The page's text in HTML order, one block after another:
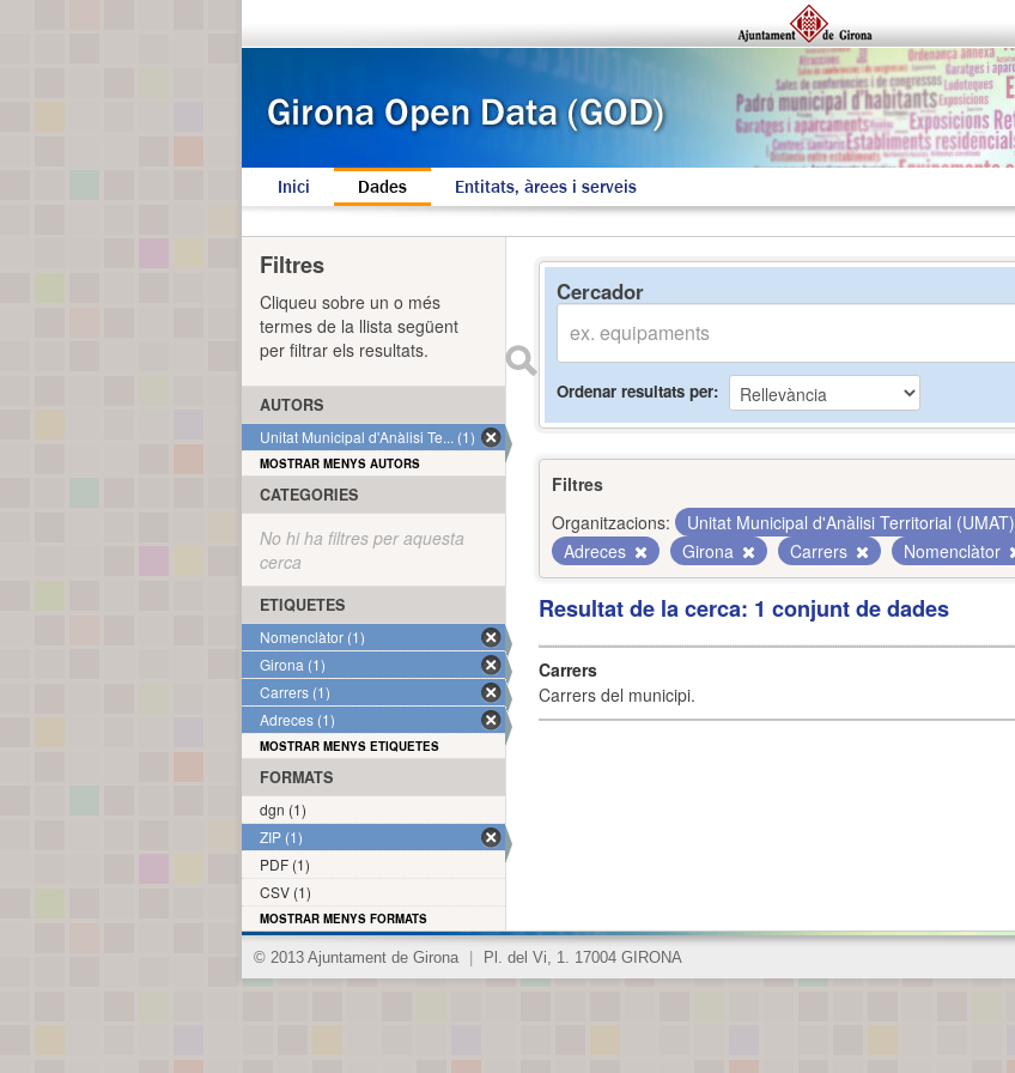
Inici Dades Entitats, àrees i serveis
Cercador
Ordenar resultats per
Filtres
Organitzacions:
Unitat Municipal d'Anàlisi Territorial (UMAT)
Adreces
Girona Carrers Nomenclàtor
Resultat de la cerca: 1 conjunt de dades
Carrers
Carrers del municipi.
Filtres
Cliqueu sobre un o més
termes de la llista següent
per filtrar els resultats.
AUTORS
Unitat Municipal d'Anàlisi Te... (1)
MOSTRAR MENYS AUTORS
CATEGORIES
No hi ha filtres per aquesta
cerca
ETIQUETES
Nomenclàtor (1)
Girona (1)
Carrers (1)
Adreces (1)
MOSTRAR MENYS ETIQUETES
FORMATS
dgn (1)
ZIP (1)
PDF (1)
CSV (1)
MOSTRAR MENYS FORMATS
© 2013 Ajuntament de Girona Pl. del Vi, 1. 17004 GIRONA